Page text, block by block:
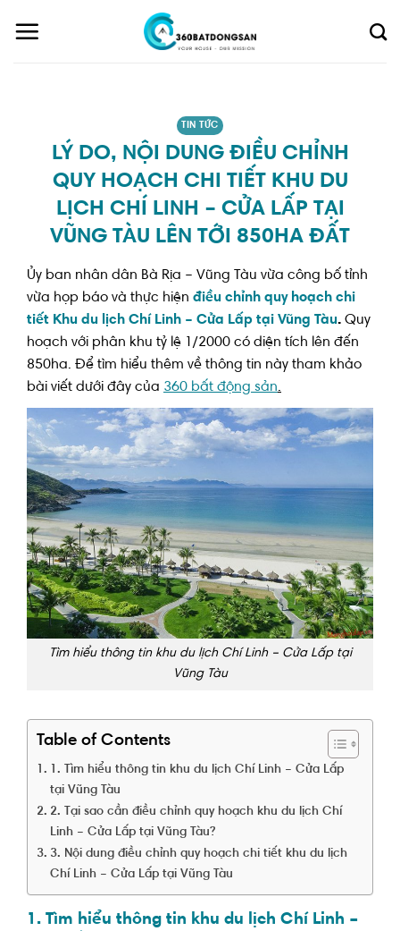
TIN TỨC
LÝ DO, NỘI DUNG ĐIỀU CHỈNH
QUY HOẠCH CHI TIẾT KHU DU
LỊCH CHÍ LINH – CỬA LẤP TẠI
VŨNG TÀU LÊN TỚI 850HA ĐẤT
Ủy ban nhân dân Bà Rịa – Vũng Tàu vừa công bố tỉnh
vừa họp báo và thực hiện điều chỉnh quy hoạch chi
tiết Khu du lịch Chí Linh – Cửa Lấp tại Vũng Tàu. Quy
hoạch với phân khu tỷ lệ 1/2000 có diện tích lên đến
850ha. Để tìm hiểu thêm về thông tin này tham khảo
bài viết dưới đây của 360 bất động sản.
Tìm hiểu thông tin khu du lịch Chí Linh – Cửa Lấp tại
Vũng Tàu
Table of Contents
1. Tìm hiểu thông tin khu du lịch Chí Linh – Cửa Lấp
tại Vũng Tàu
2. Tại sao cần điều chỉnh quy hoạch khu du lịch Chí
Linh – Cửa Lấp tại Vũng Tàu?
3. Nội dung điều chỉnh quy hoạch chi tiết khu du lịch
Chí Linh – Cửa Lấp tại Vũng Tàu
1. Tìm hiểu thông tin khu du lịch Chí Linh –